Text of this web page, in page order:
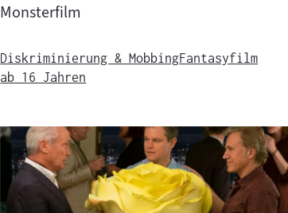
Monsterfilm
Diskriminierung & MobbingFantasyfilm
ab 16 Jahren